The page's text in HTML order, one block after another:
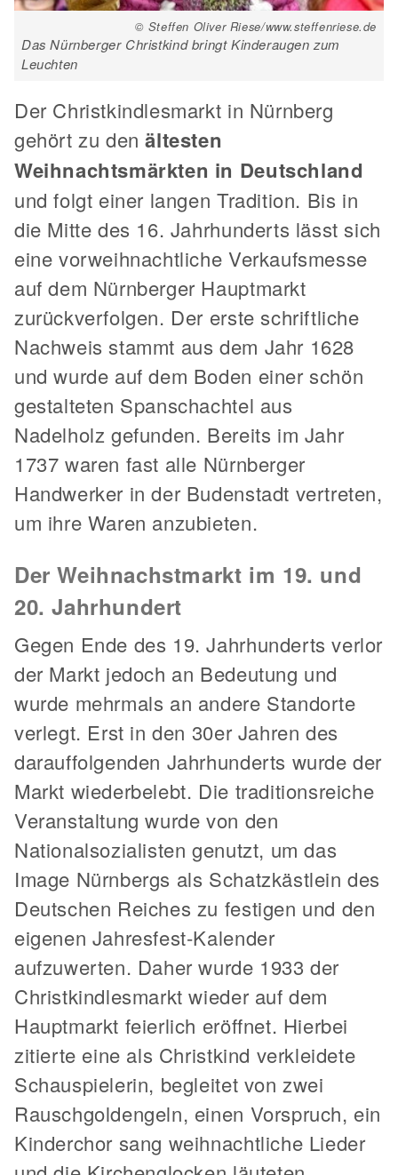
© Steffen Oliver Riese/www.steffenriese.de
Das Nürnberger Christkind bringt Kinderaugen zum
Leuchten
Der Christkindlesmarkt in Nürnberg
gehört zu denältesten
Weihnachtsmärkten in Deutschland
und folgt einer langen Tradition. Bis in
die Mitte des 16. Jahrhunderts lässt sich
eine vorweihnachtliche Verkaufsmesse
auf dem Nürnberger Hauptmarkt
zurückverfolgen. Der erste schriftliche
Nachweis stammt aus dem Jahr 1628
und wurde auf dem Boden einer schön
gestalteten Spanschachtel aus
Nadelholz gefunden. Bereits im Jahr
1737 waren fast alle Nürnberger
Handwerker in der Budenstadt vertreten,
um ihre Waren anzubieten.
Der Weihnachstmarkt im 19. und
20. Jahrhundert
Gegen Ende des 19. Jahrhunderts verlor
der Markt jedoch an Bedeutung und
wurde mehrmals an andere Standorte
verlegt. Erst in den 30er Jahren des
darauffolgenden Jahrhunderts wurde der
Markt wiederbelebt. Die traditionsreiche
Veranstaltung wurde von den
Nationalsozialisten genutzt, um das
Image Nürnbergs als Schatzkästlein des
Deutschen Reiches zu festigen und den
eigenen Jahresfest-Kalender
aufzuwerten. Daher wurde 1933 der
Christkindlesmarkt wieder auf dem
Hauptmarkt feierlich eröffnet. Hierbei
zitierte eine als Christkind verkleidete
Schauspielerin, begleitet von zwei
Rauschgoldengeln, einen Vorspruch, ein
Kinderchor sang weihnachtliche Lieder